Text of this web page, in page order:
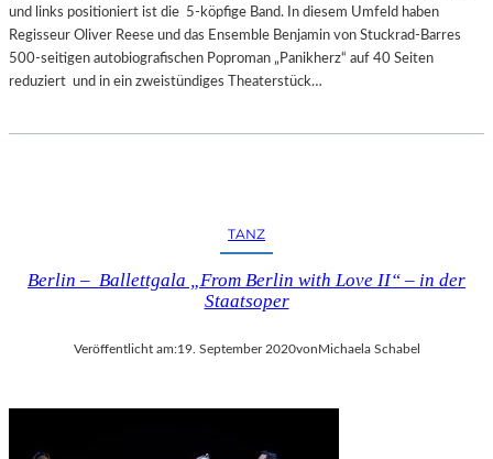
und links positioniert ist die 5-köpfige Band. In diesem Umfeld haben
Regisseur Oliver Reese und das Ensemble Benjamin von Stuckrad-Barres
500-seitigen autobiografischen Poproman „Panikherz“ auf 40 Seiten
reduziert und in ein zweistündiges Theaterstück…
TANZ
Berlin – Ballettgala „From Berlin with Love II“ – in der
Staatsoper
Veröffentlicht am:19. September 2020vonMichaela Schabel